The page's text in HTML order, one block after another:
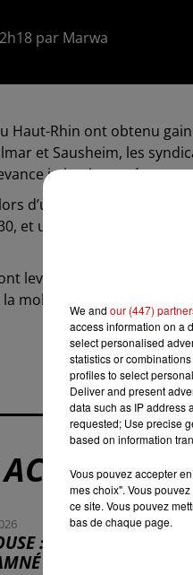
par Marwa
Haut-Rhin ont obtenu
et Sausheim, les
irrigation, prévue
d’une réunion à la
et un travail est prévu
levé le blocage des
mobilisation pendant
: UN HOMME
À TROIS MOIS
We and our (447)
access information on a
select personalised
statistics or
profiles to select
Deliver and present
data such as IP address
requested; Use precise
based on information
Vous pouvez accepter
mes choix". Vous
ce site. Vous pouvez
bas de chaque page.